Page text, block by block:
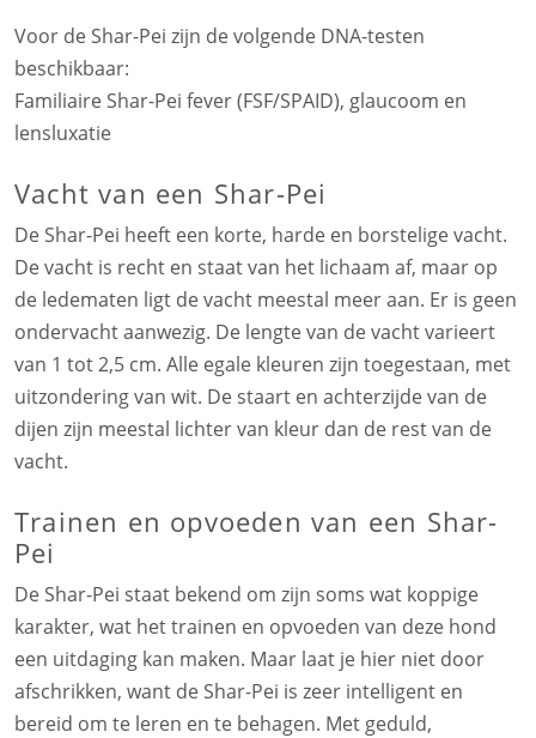
Voor de Shar-Pei zijn de volgende DNA-testen
beschikbaar:
Familiaire Shar-Pei fever (FSF/SPAID), glaucoom en
lensluxatie
Vacht van een Shar-Pei
De Shar-Pei heeft een korte, harde en borstelige vacht.
De vacht is recht en staat van het lichaam af, maar op
de ledematen ligt de vacht meestal meer aan. Er is geen
ondervacht aanwezig. De lengte van de vacht varieert
van 1 tot 2,5 cm. Alle egale kleuren zijn toegestaan, met
uitzondering van wit. De staart en achterzijde van de
dijen zijn meestal lichter van kleur dan de rest van de
vacht.
Trainen en opvoeden van een Shar-
Pei
De Shar-Pei staat bekend om zijn soms wat koppige
karakter, wat het trainen en opvoeden van deze hond
een uitdaging kan maken. Maar laat je hier niet door
afschrikken, want de Shar-Pei is zeer intelligent en
bereid om te leren en te behagen. Met geduld,